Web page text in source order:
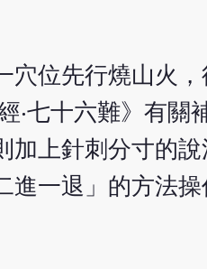
穴位先行燒山火
經‧七十六難》有
加上針刺分寸的
進一退」的方法